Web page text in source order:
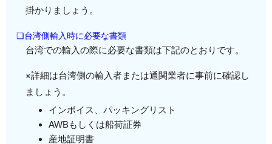
掛かりましょう。
❏台湾側輸入時に必要な書類
台湾での輸入の際に必要な書類は下記のとおりです。
※詳細は台湾側の輸入者または通関業者に事前に確認し
ましょう。
インボイス、パッキングリスト
AWBもしくは船荷証券
産地証明書